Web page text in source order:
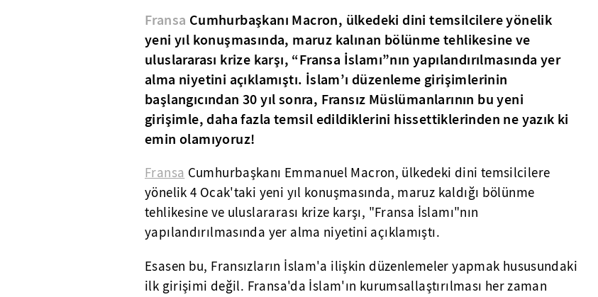
Fransa Cumhurbaşkanı Macron, ülkedeki dini temsilcilere yönelik
yeni yıl konuşmasında, maruz kalınan bölünme tehlikesine ve
uluslararası krize karşı, “Fransa İslamı”nın yapılandırılmasında yer
alma niyetini açıklamıştı. İslam’ı düzenleme girişimlerinin
başlangıcından 30 yıl sonra, Fransız Müslümanlarının bu yeni
girişimle, daha fazla temsil edildiklerini hissettiklerinden ne yazık ki
emin olamıyoruz!
Fransa Cumhurbaşkanı Emmanuel Macron, ülkedeki dini temsilcilere
yönelik 4 Ocak'taki yeni yıl konuşmasında, maruz kaldığı bölünme
tehlikesine ve uluslararası krize karşı, "Fransa İslamı"nın
yapılandırılmasında yer alma niyetini açıklamıştı.
Esasen bu, Fransızların İslam'a ilişkin düzenlemeler yapmak hususundaki
ilk girişimi değil. Fransa'da İslam'ın kurumsallaştırılması her zaman